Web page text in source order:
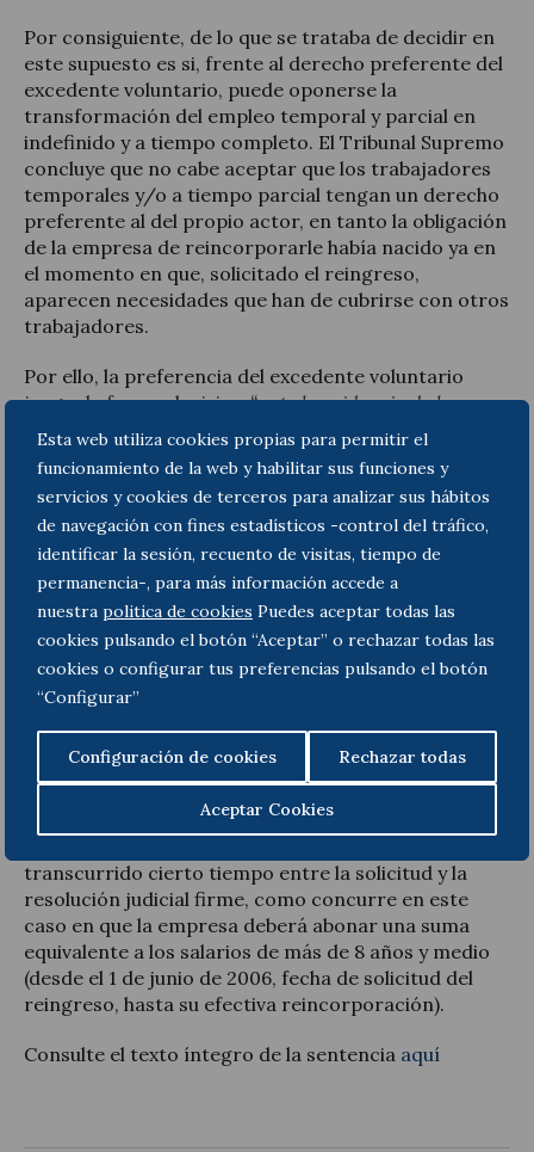
Esta web utiliza cookies propias para permitir el
funcionamiento de la web y habilitar sus funciones y
servicios y cookies de terceros para analizar sus hábitos
de navegación con fines estadísticos -control del tráfico,
identificar la sesión, recuento de visitas, tiempo de
permanencia-, para más información accede a
nuestra politica de cookies Puedes aceptar todas las
cookies pulsando el botón “Aceptar” o rechazar todas las
cookies o configurar tus preferencias pulsando el botón
“Configurar”
Configuración de cookies Rechazar todas
Aceptar Cookies
Por consiguiente, de lo que se trataba de decidir en
este supuesto es si, frente al derecho preferente del
excedente voluntario, puede oponerse la
transformación del empleo temporal y parcial en
indefinido y a tiempo completo. El Tribunal Supremo
concluye que no cabe aceptar que los trabajadores
temporales y/o a tiempo parcial tengan un derecho
preferente al del propio actor, en tanto la obligación
de la empresa de reincorporarle había nacido ya en
el momento en que, solicitado el reingreso,
aparecen necesidades que han de cubrirse con otros
trabajadores.
Por ello, la preferencia del excedente voluntario
juega de forma decisiva,“ante la evidencia de la
existencia de puestos de trabajo de las características
del que él ocupaba, de suerte que, antes de efectuar la
conversión de contratos, debió de tenerse en cuenta el
derecho de quien formaba parte de la plantilla de la
empresa y satisfacía las características de los puestos
para los que se llevaban a cabo tales contrataciones, por
más que la transformación del empleo precario en
empleo fijo viniera impuesta por compromisos
colectivos”.
En base a dicha argumentación, el Tribunal Supremo
condena a la empresa a reintegrar al trabajador que
permaneció en excedencia voluntaria, y además a
indemnizarle en la cantidad equivalente a los salarios
que habría percibido desde que solicitó el reingreso.
Cabe tener en cuenta que esta cantidad
transcurrido cierto tiempo entre la solicitud y la
resolución judicial firme, como concurre en este
caso en que la empresa deberá abonar una suma
equivalente a los salarios de más de 8 años y medio
(desde el 1 de junio de 2006, fecha de solicitud del
reingreso, hasta su efectiva reincorporación).
Consulte el texto íntegro de la sentencia aquí